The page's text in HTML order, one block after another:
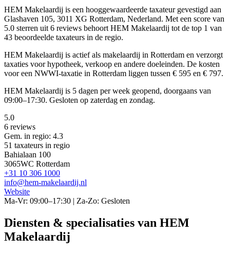
HEM Makelaardij is een hooggewaardeerde taxateur gevestigd aan
Glashaven 105, 3011 XG Rotterdam, Nederland. Met een score van
5.0 sterren uit 6 reviews behoort HEM Makelaardij tot de top 1 van
43 beoordeelde taxateurs in de regio.
HEM Makelaardij is actief als makelaardij in Rotterdam en verzorgt
taxaties voor hypotheek, verkoop en andere doeleinden. De kosten
voor een NWWI-taxatie in Rotterdam liggen tussen € 595 en € 797.
HEM Makelaardij is 5 dagen per week geopend, doorgaans van
09:00–17:30. Gesloten op zaterdag en zondag.
5.0
6 reviews
Gem. in regio: 4.3
51 taxateurs in regio
Bahialaan 100
3065WC Rotterdam
+31 10 306 1000
info@hem-makelaardij.nl
Website
Ma-Vr: 09:00–17:30 | Za-Zo: Gesloten
Diensten & specialisaties van HEM
Makelaardij